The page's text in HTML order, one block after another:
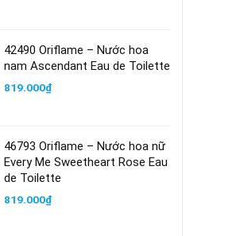
42490 Oriflame – Nước hoa
nam Ascendant Eau de Toilette
819.000₫
46793 Oriflame – Nước hoa nữ
Every Me Sweetheart Rose Eau
de Toilette
819.000₫